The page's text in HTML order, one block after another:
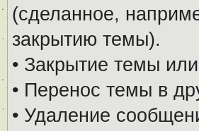
(сделанное,
закрытию темы).
• Закрытие темы
• Перенос темы в
• Удаление